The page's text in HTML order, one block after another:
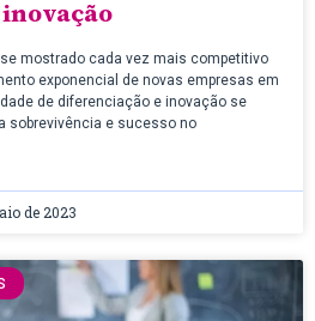
mostrado cada vez mais competitivo
exponencial de novas empresas em
de diferenciação e inovação se
sobrevivência e sucesso no
de 2023